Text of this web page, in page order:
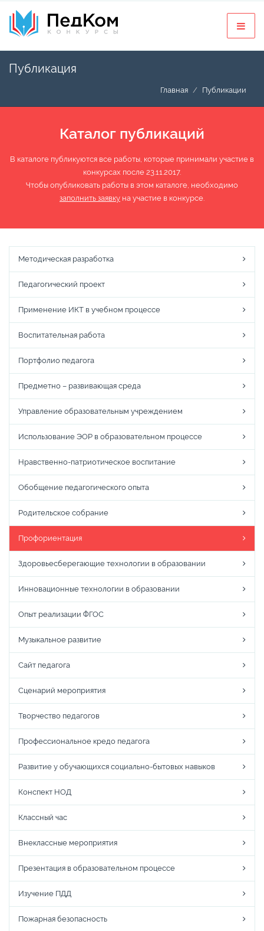
Публикация
Главная Публикации
Каталог публикаций
В каталоге публикуются все работы, которые принимали участие в
конкурсах после 23.11.2017.
Чтобы опубликовать работы в этом каталоге, необходимо
заполнить заявку на участие в конкурсе.
Методическая разработка
Педагогический проект
Применение ИКТ в учебном процессе
Воспитательная работа
Портфолио педагога
Предметно – развивающая среда
Управление образовательным учреждением
Использование ЭОР в образовательном процессе
Нравственно-патриотическое воспитание
Обобщение педагогического опыта
Родительское собрание
Профориентация
Здоровьесберегающие технологии в образовании
Инновационные технологии в образовании
Опыт реализации ФГОС
Музыкальное развитие
Сайт педагога
Сценарий мероприятия
Творчество педагогов
Профессиональное кредо педагога
Развитие у обучающихся социально-бытовых навыков
Конспект НОД
Классный час
Внеклассные мероприятия
Презентация в образовательном процессе
Изучение ПДД
Пожарная безопасность